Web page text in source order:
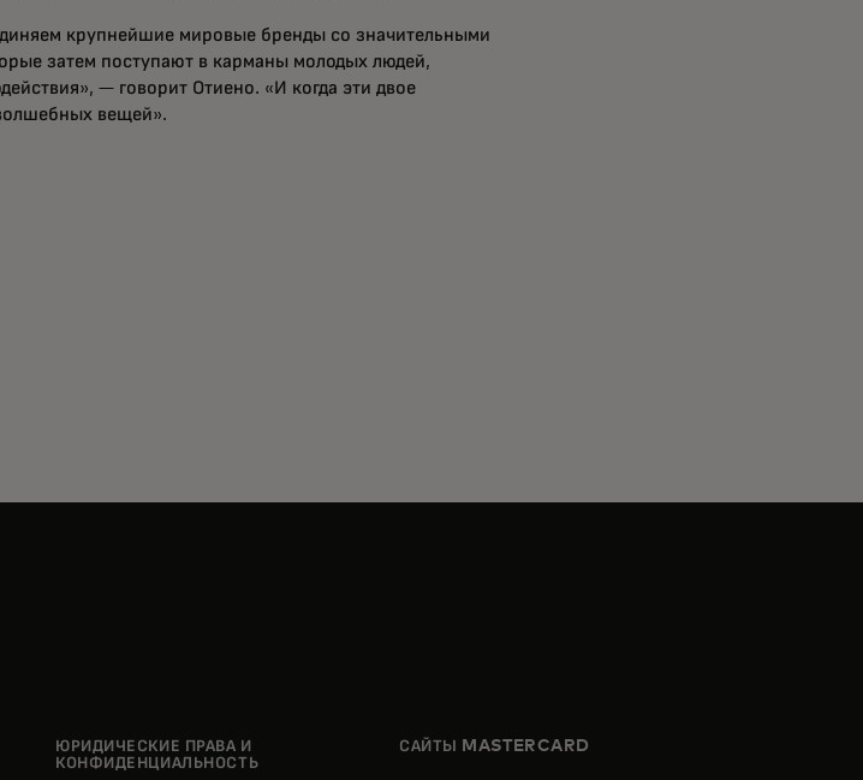
крупнейшие мировые бренды со значительными
затем поступают в карманы молодых людей,
— говорит Отиено. «И когда эти двое
вещей».
ЮРИДИЧЕСКИЕ ПРАВА И
КОНФИДЕНЦИАЛЬНОСТЬ
САЙТЫ MASTERCARD